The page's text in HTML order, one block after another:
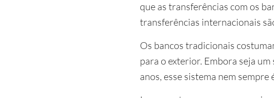
que as transferências com os
transferências internacionais
Os bancos tradicionais
para o exterior. Embora seja
anos, esse sistema nem sempre